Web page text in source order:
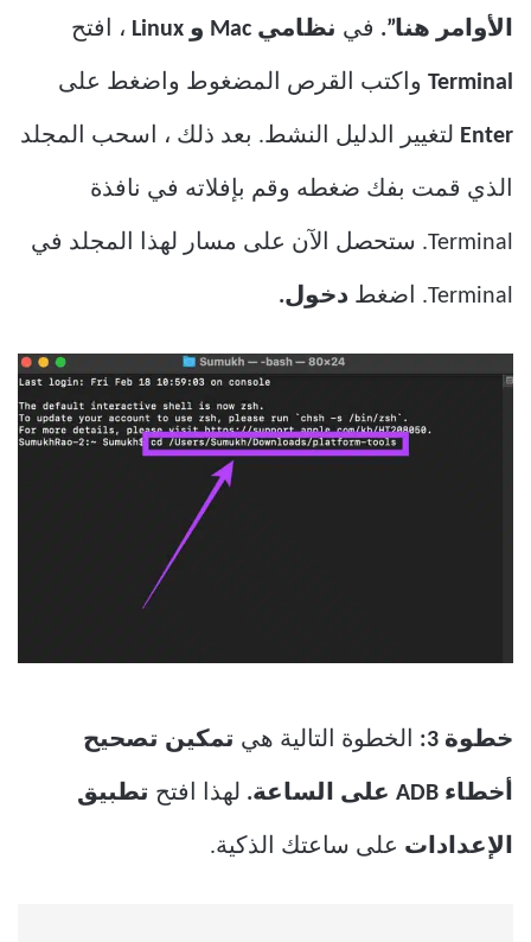
الأوامر هنا”. في نظامي Mac و Linux ، افتح
Terminal واكتب القرص المضغوط واضغط على
Enter لتغيير الدليل النشط. بعد ذلك ، اسحب المجلد
الذي قمت بفك ضغطه وقم بإفلاته في نافذة
Terminal. ستحصل الآن على مسار لهذا المجلد في
Terminal. اضغط دخول.
خطوة 3: الخطوة التالية هي تمكين تصحيح
أخطاء ADB على الساعة. لهذا افتح تطبيق
الإعدادات على ساعتك الذكية.